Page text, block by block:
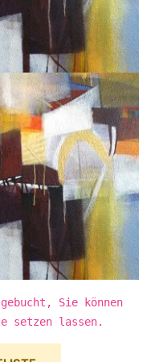
Sie können
setzen lassen.